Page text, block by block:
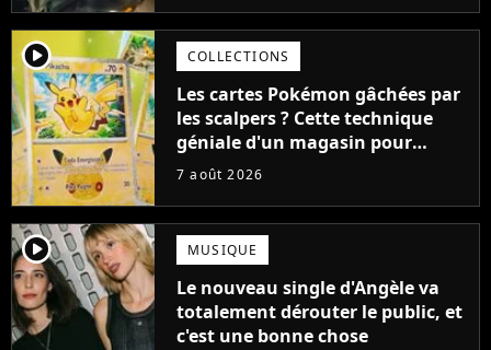
player2 COLLECTIONS
Les cartes Pokémon gâchées par
les scalpers ? Cette technique
géniale d'un magasin pour
ruiner les revendeurs
7 août 2026
player2 MUSIQUE
Le nouveau single d'Angèle va
totalement dérouter le public, et
c'est une bonne chose